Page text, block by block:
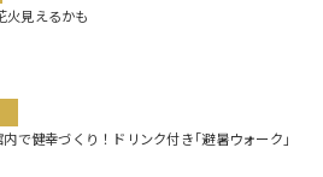
火見えるかも
で健幸づくり！ドリンク付き｢避暑ウォーク｣